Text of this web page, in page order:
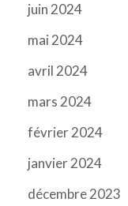
juin 2024
mai 2024
avril 2024
mars 2024
février 2024
janvier 2024
décembre 2023